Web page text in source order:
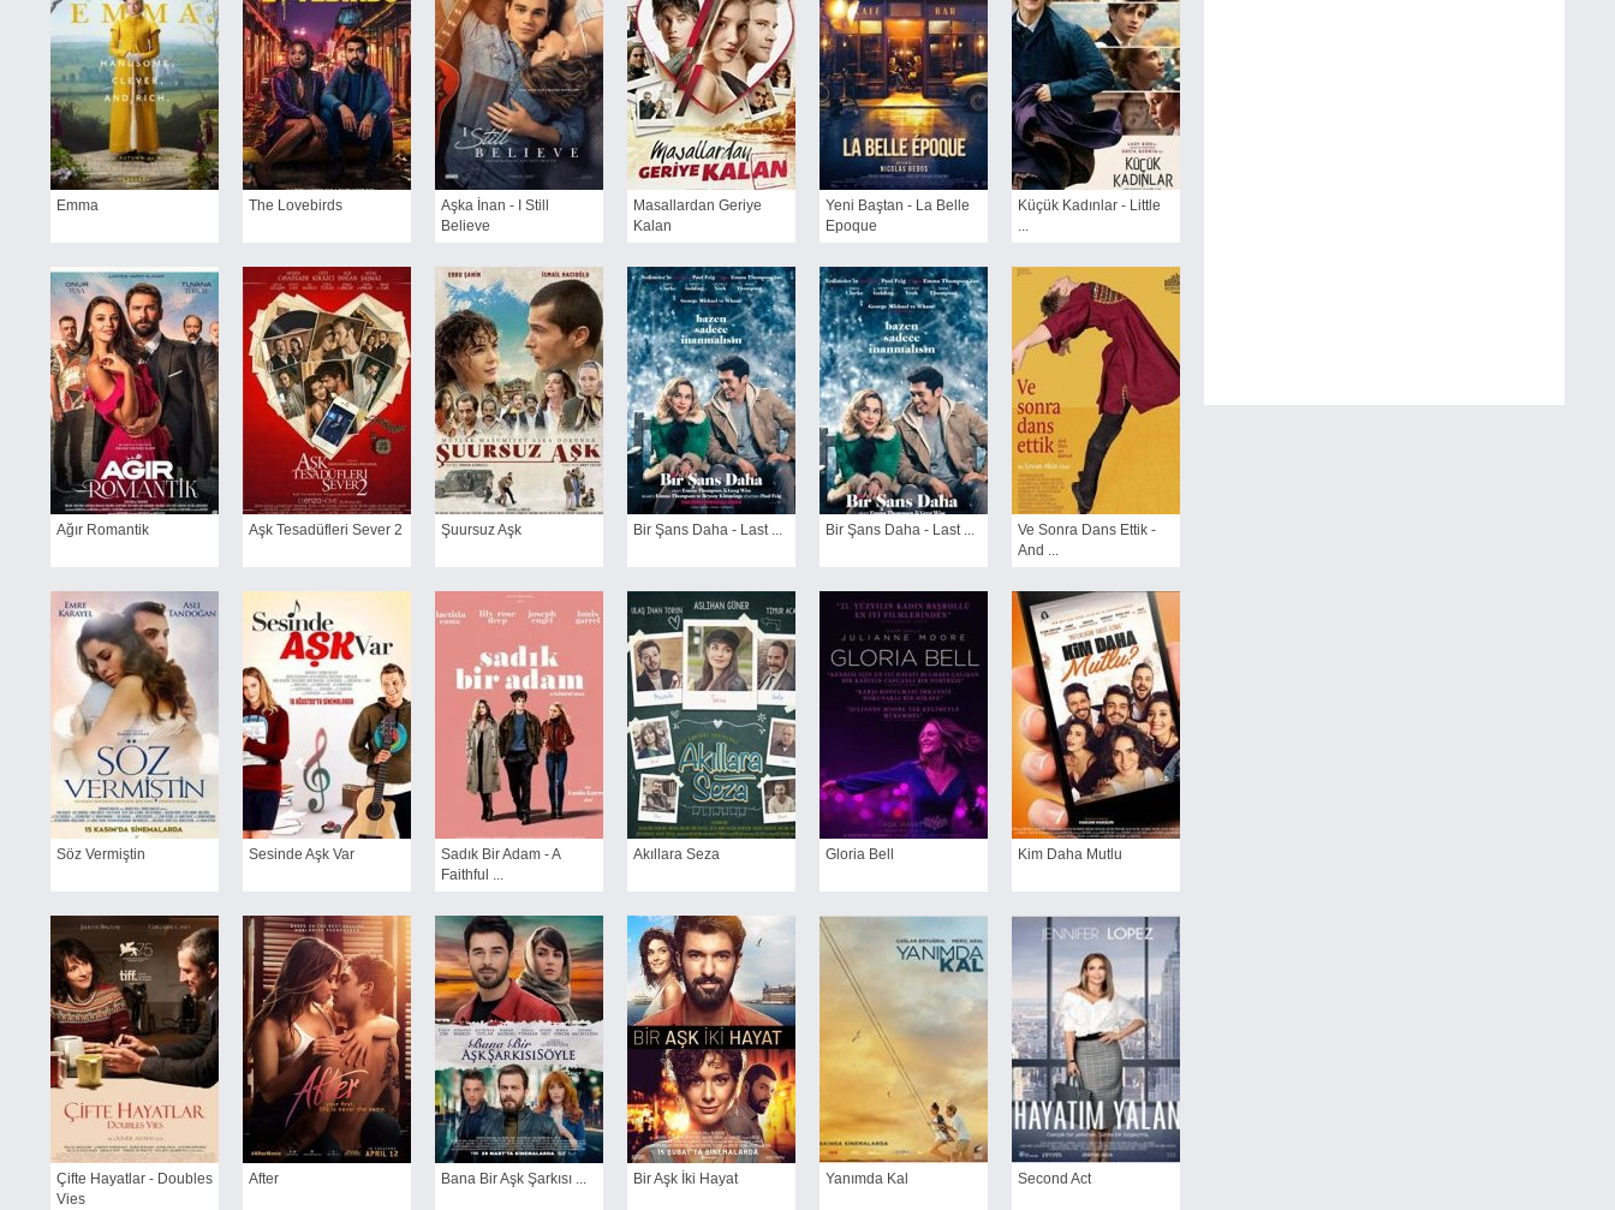
Emma The Lovebirds
Aşka İnan - I Still
Believe
Masallardan Geriye
Kalan
Yeni Baştan - La Belle
Epoque
Küçük Kadınlar - Little
...
Ağır Romantik Aşk Tesadüfleri Sever 2 Şuursuz Aşk Bir Şans Daha - Last ... Bir Şans Daha - Last ...
Ve Sonra Dans Ettik -
And ...
Söz Vermiştin Sesinde Aşk Var
Sadık Bir Adam - A
Faithful ...
Akıllara Seza Gloria Bell Kim Daha Mutlu
Çifte Hayatlar - Doubles
Vies
After Bana Bir Aşk Şarkısı ... Bir Aşk İki Hayat Yanımda Kal Second Act